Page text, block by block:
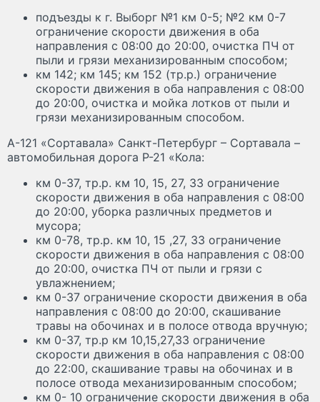
подъезды к г. Выборг №1 км 0-5; №2 км 0-7
ограничение скорости движения в оба
направления с 08:00 до 20:00, очистка ПЧ от
пыли и грязи механизированным способом;
км 142; км 145; км 152 (тр.р.) ограничение
скорости движения в оба направления с 08:00
до 20:00, очистка и мойка лотков от пыли и
грязи механизированным способом.
А-121 «Сортавала» Санкт-Петербург – Сортавала –
автомобильная дорога Р-21 «Кола:
км 0-37, тр.р. км 10, 15, 27, 33 ограничение
скорости движения в оба направления с 08:00
до 20:00, уборка различных предметов и
мусора;
км 0-78, тр.р. км 10, 15 ,27, 33 ограничение
скорости движения в оба направления с 08:00
до 20:00, очистка ПЧ от пыли и грязи с
увлажнением;
км 0-37 ограничение скорости движения в оба
направления с 08:00 до 20:00, скашивание
травы на обочинах и в полосе отвода вручную;
км 0-37, тр.р км 10,15,27,33 ограничение
скорости движения в оба направления с 08:00
до 22:00, скашивание травы на обочинах и в
полосе отвода механизированным способом;
км 0- 10 ограничение скорости движения в оба